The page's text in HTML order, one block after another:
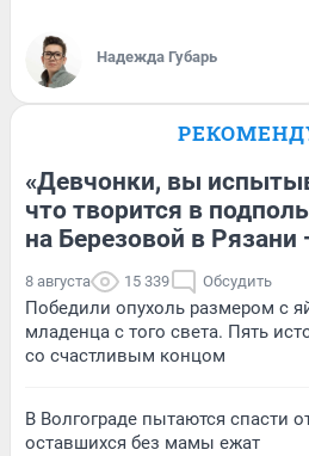
Надежда Губарь
«Девчонки, вы
что творится в
на Березовой в Рязани
8 августа 15 339 Обсудить
Победили опухоль размером с
младенца с того света. Пять
со счастливым концом
В Волгограде пытаются спасти
оставшихся без мамы ежат